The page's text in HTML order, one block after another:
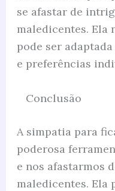
se afastar de
maledicentes. Ela
pode ser
e preferências
Conclusão
A simpatia para
poderosa
e nos afastarmos
maledicentes. Ela